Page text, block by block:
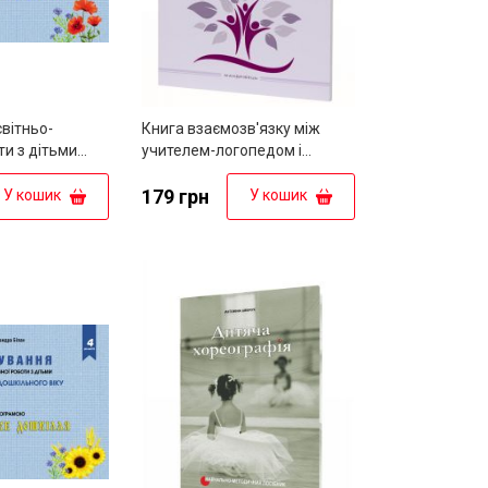
з дітьми
віку
У кошик
Книга взаємозв'язку між
учителем-логопедом і
вихователем логопедичної
групи (Середній дошкільний
179 грн У кошик